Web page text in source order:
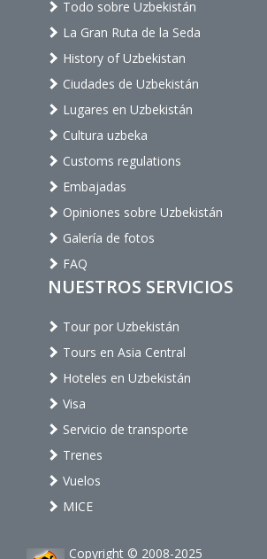
Todo sobre Uzbekistán
La Gran Ruta de la Seda
History of Uzbekistan
Ciudades de Uzbekistán
Lugares en Uzbekistán
Cultura uzbeka
Customs regulations
Embajadas
Opiniones sobre Uzbekistán
Galería de fotos
FAQ
NUESTROS SERVICIOS
Tour por Uzbekistán
Tours en Asia Central
Hoteles en Uzbekistán
Visa
Servicio de transporte
Trenes
Vuelos
MICE
Copyright © 2008-2025